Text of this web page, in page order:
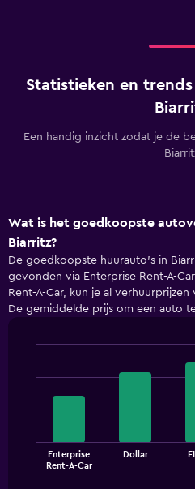
Statistieken en
Een handig inzicht zodat je de
Wat is het goedkoopste
Biarritz?
De goedkoopste huurauto's in
gevonden via Enterprise Rent-A-
Rent-A-Car, kun je al
De gemiddelde prijs om een auto
bars.
The
chartEnterprise
Rent-A-Car
Dollar